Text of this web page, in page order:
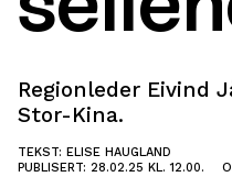
Regionleder Eivind
Stor-Kina.
TEKST: ELISE HAUGLAND
PUBLISERT: 28.02.25 KL. 12.00.